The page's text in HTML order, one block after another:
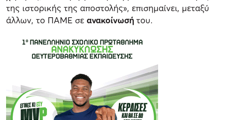
της ιστορικής της αποστολής», επισημαίνει, μεταξύ
άλλων, το ΠΑΜΕ σε ανακοίνωσή του.